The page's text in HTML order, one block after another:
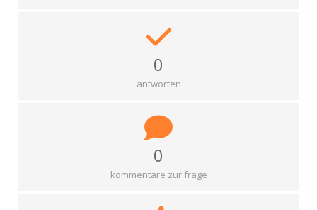
0
antworten
0
kommentare zur frage